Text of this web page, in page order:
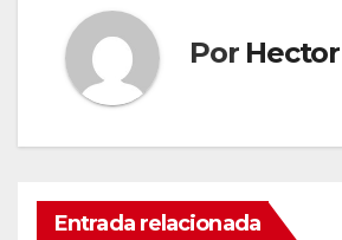
Por
Entrada relacionada